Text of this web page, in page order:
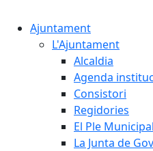
Ajuntament
L'Ajuntament
Alcaldia
Agenda
Consistori
Regidories
El Ple Municipal
La Junta de